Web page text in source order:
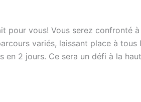
pour vous! Vous serez confronté
variés, laissant place à
2 jours. Ce sera un défi à la